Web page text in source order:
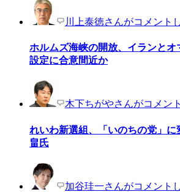
川上泰徳さんがコメント
ホルムズ海峡の開放、イランとオ
設定に合意間近か
木下ちがやさんがコメン
れいわ新選組、「いのちの党」
畠氏
加谷珪一さんがコメント